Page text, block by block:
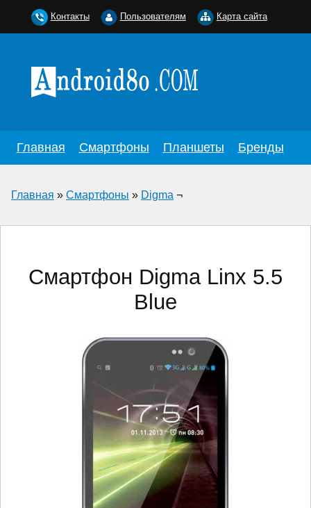
Главная Смартфоны Планшеты Бренды
Главная » Смартфоны » Digma ¬
Смартфон Digma Linx 5.5
Blue
Контакты Пользователям Карта сайта